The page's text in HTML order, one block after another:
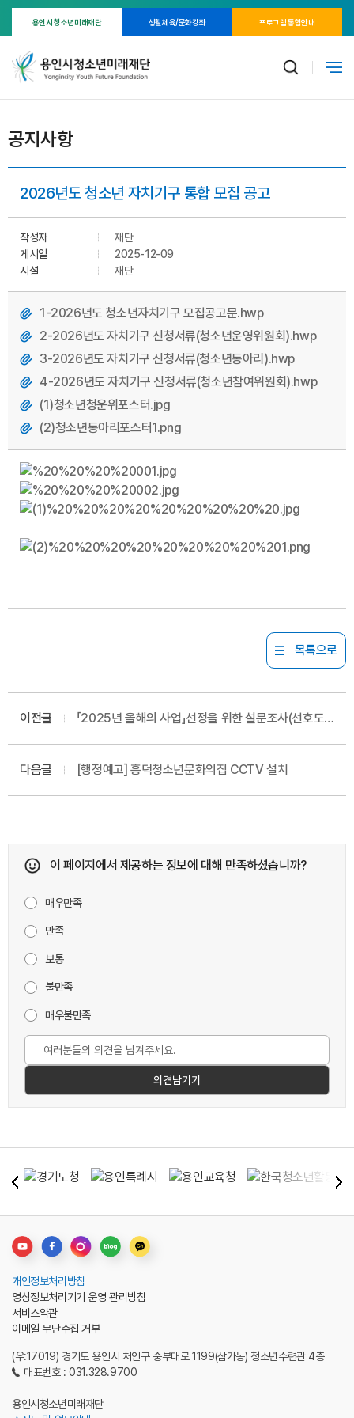
용인시 청소년미래재단 생활체육/문화강좌 프로그램 통합안내
공지사항
2026년도 청소년 자치기구 통합 모집 공고
작성자
재단
게시일
2025-12-09
시설
재단
1-2026년도 청소년자치기구 모집공고문.hwp
2-2026년도 자치기구 신청서류(청소년운영위원회).hwp
3-2026년도 자치기구 신청서류(청소년동아리).hwp
4-2026년도 자치기구 신청서류(청소년참여위원회).hwp
(1)청소년청운위포스터.jpg
(2)청소년동아리포스터1.png
목록으로
이전글
「2025년 올해의 사업」선정을 위한 설문조사(선호도
다음글 [행정예고] 흥덕청소년문화의집 CCTV 설치
이 페이지에서 제공하는 정보에 대해 만족하셨습니까?
매우만족
만족
보통
불만족
매우불만족
(우:17019) 경기도 용인시 처인구 중부대로 1199(삼가동) 청소년수련관 4층
대표번호 : 031.328.9700
용인시청소년미래재단
개인정보처리방침
영상정보처리기기 운영 관리방침
서비스약관
이메일 무단수집 거부